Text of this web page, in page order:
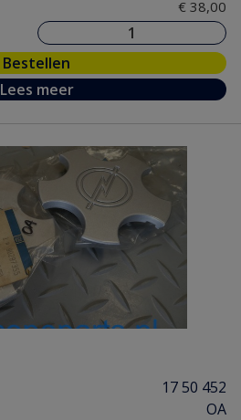
€ 38,00
Bestellen
Lees meer
17 50 452
OA